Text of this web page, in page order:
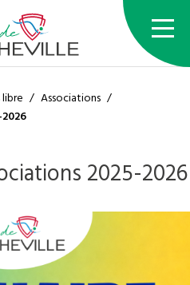
/ Associations /
2025-2026